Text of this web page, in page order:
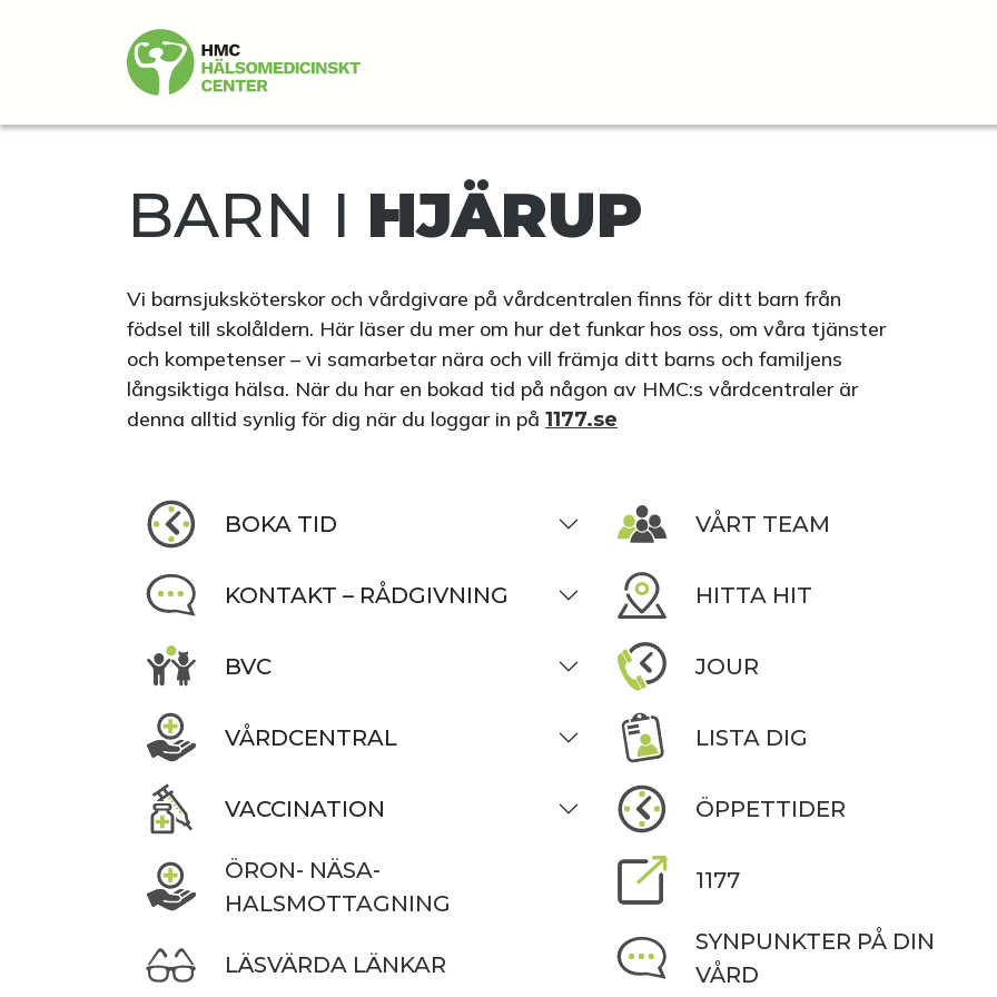
BARN I HJÄRUP
Vi barnsjuksköterskor och vårdgivare på vårdcentralen finns för ditt barn från
födsel till skolåldern. Här läser du mer om hur det funkar hos oss, om våra tjänster
och kompetenser – vi samarbetar nära och vill främja ditt barns och familjens
långsiktiga hälsa. När du har en bokad tid på någon av HMC:s vårdcentraler är
denna alltid synlig för dig när du loggar in på 1177.se
BOKA TID
KONTAKT – RÅDGIVNING
BVC
VÅRDCENTRAL
VACCINATION
ÖRON- NÄSA-
HALSMOTTAGNING
LÄSVÄRDA LÄNKAR
VÅRT TEAM
HITTA HIT
JOUR
LISTA DIG
ÖPPETTIDER
1177
SYNPUNKTER PÅ DIN
VÅRD